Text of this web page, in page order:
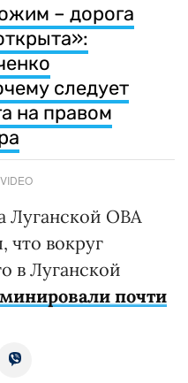
– дорога
следует
на правом
Луганской ОВА
что вокруг
в Луганской
почти